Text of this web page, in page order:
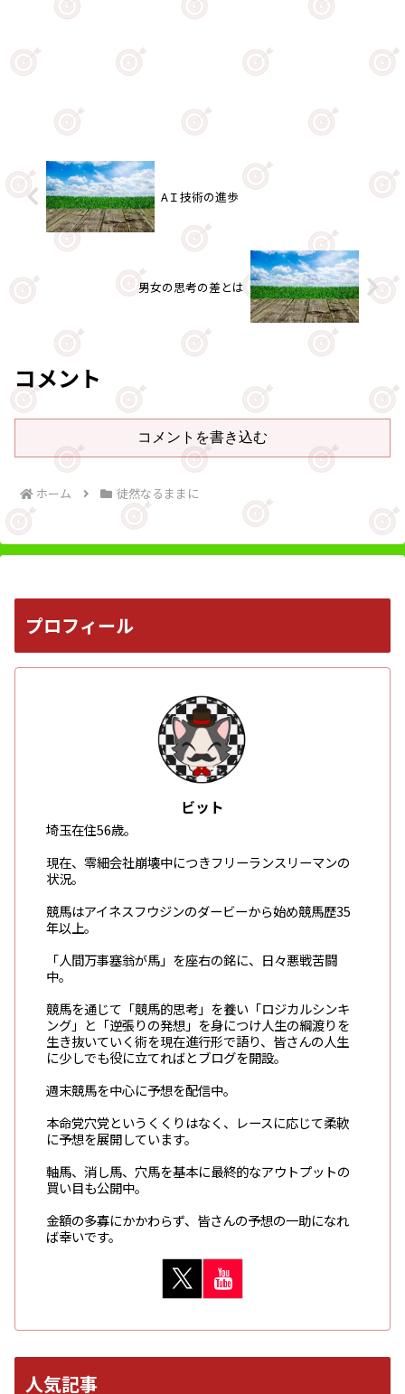
AＩ技術の進歩
男女の思考の差とは
コメント
コメントを書き込む
ホーム 徒然なるままに
プロフィール
ビット
埼玉在住56歳。
現在、零細会社崩壊中につきフリーランスリーマンの
状況。
競馬はアイネスフウジンのダービーから始め競馬歴35
年以上。
「人間万事塞翁が馬」を座右の銘に、日々悪戦苦闘
中。
競馬を通じて「競馬的思考」を養い「ロジカルシンキ
ング」と「逆張りの発想」を身につけ人生の綱渡りを
生き抜いていく術を現在進行形で語り、皆さんの人生
に少しでも役に立てればとブログを開設。
週末競馬を中心に予想を配信中。
本命党穴党というくくりはなく、レースに応じて柔軟
に予想を展開しています。
軸馬、消し馬、穴馬を基本に最終的なアウトプットの
買い目も公開中。
金額の多寡にかかわらず、皆さんの予想の一助になれ
ば幸いです。
人気記事